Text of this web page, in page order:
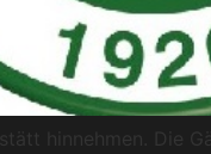
hinnehmen. Die